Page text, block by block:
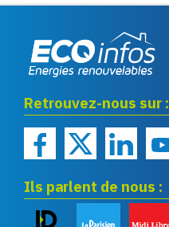
renouvelables
Retrouvez-nous sur :
Ils parlent de nous :